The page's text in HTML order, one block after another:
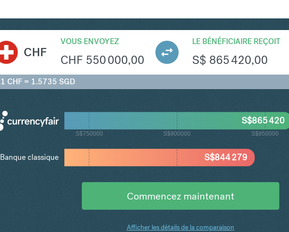
CHF
VOUS ENVOYEZ
CHF 550 000,00
LE BÉNÉFICIAIRE REÇOIT
S$ 865 420,00
1 CHF = 1.5735 SGD
S$750000 S$800000 S$850000
S$844 279
S$865 420
Banque classique
Commencez maintenant
Afficher les détails de la comparaison